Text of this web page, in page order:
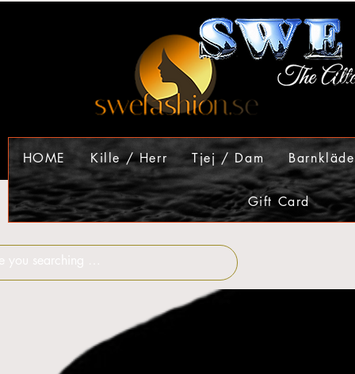
HOME Kille / Herr Tjej / Dam
Gift Card